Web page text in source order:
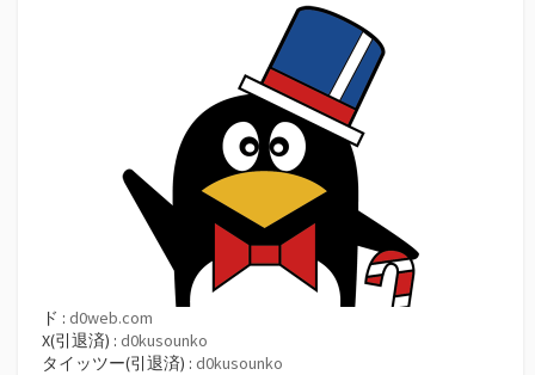
ド : d0web.com
X(引退済) : d0kusounko
タイッツー(引退済) : d0kusounko